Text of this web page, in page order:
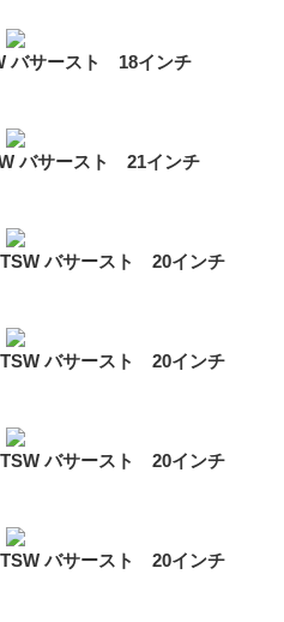
バサースト 18インチ
バサースト 21インチ
バサースト 20インチ
バサースト 20インチ
バサースト 20インチ
バサースト 20インチ